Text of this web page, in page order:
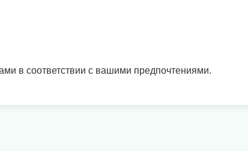
в соответствии с вашими предпочтениями.